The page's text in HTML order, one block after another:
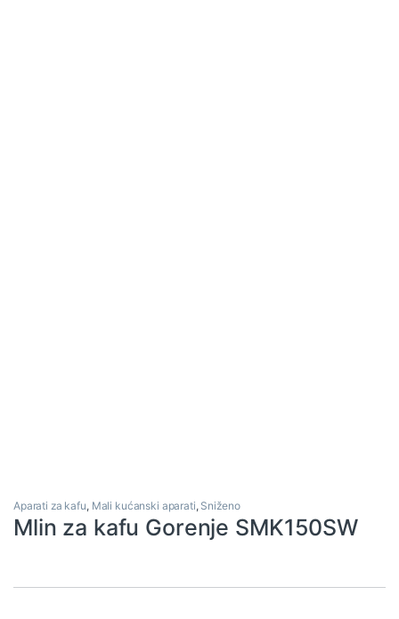
Aparati za kafu, Mali kućanski aparati, Sniženo
Mlin za kafu Gorenje SMK150SW